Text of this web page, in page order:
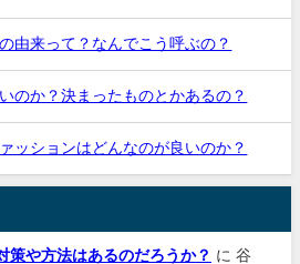
由来って？なんでこう呼ぶの？
のか？決まったものとかあるの？
ッションはどんなのが良いのか？
策や方法はあるのだろうか？ に 谷